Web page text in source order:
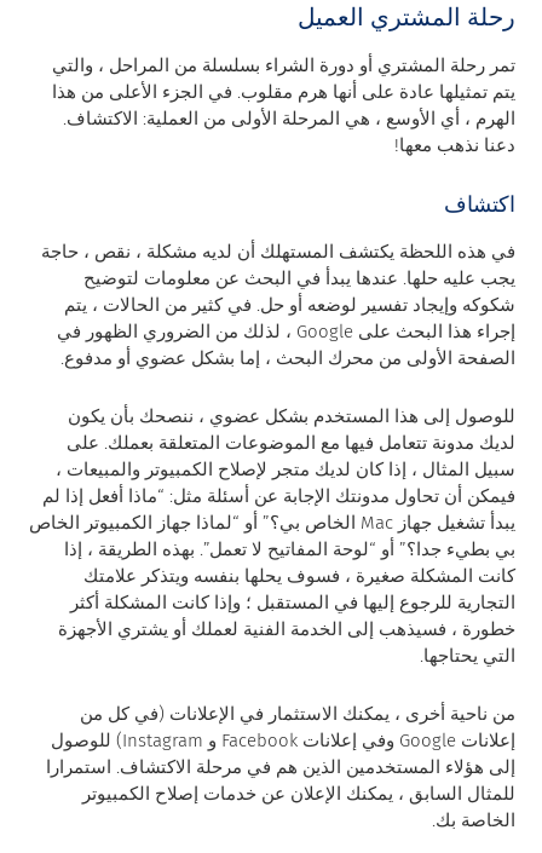
رحلة المشتري العميل
تمر رحلة المشتري أو دورة الشراء بسلسلة من المراحل ، والتي
يتم تمثيلها عادة على أنها هرم مقلوب. في الجزء الأعلى من هذا
الهرم ، أي الأوسع ، هي المرحلة الأولى من العملية: الاكتشاف.
دعنا نذهب معها!
اكتشاف
في هذه اللحظة يكتشف المستهلك أن لديه مشكلة ، نقص ، حاجة
يجب عليه حلها. عندها يبدأ في البحث عن معلومات لتوضيح
شكوكه وإيجاد تفسير لوضعه أو حل. في كثير من الحالات ، يتم
إجراء هذا البحث على Google ، لذلك من الضروري الظهور في
الصفحة الأولى من محرك البحث ، إما بشكل عضوي أو مدفوع.
للوصول إلى هذا المستخدم بشكل عضوي ، ننصحك بأن يكون
لديك مدونة تتعامل فيها مع الموضوعات المتعلقة بعملك. على
سبيل المثال ، إذا كان لديك متجر لإصلاح الكمبيوتر والمبيعات ،
فيمكن أن تحاول مدونتك الإجابة عن أسئلة مثل: “ماذا أفعل إذا لم
يبدأ تشغيل جهاز Mac الخاص بي؟” أو “لماذا جهاز الكمبيوتر الخاص
بي بطيء جدا؟” أو “لوحة المفاتيح لا تعمل”. بهذه الطريقة ، إذا
كانت المشكلة صغيرة ، فسوف يحلها بنفسه ويتذكر علامتك
التجارية للرجوع إليها في المستقبل ؛ وإذا كانت المشكلة أكثر
خطورة ، فسيذهب إلى الخدمة الفنية لعملك أو يشتري الأجهزة
التي يحتاجها.
من ناحية أخرى ، يمكنك الاستثمار في الإعلانات (في كل من
إعلانات Google وفي إعلانات Facebook و Instagram) للوصول
إلى هؤلاء المستخدمين الذين هم في مرحلة الاكتشاف. استمرارا
للمثال السابق ، يمكنك الإعلان عن خدمات إصلاح الكمبيوتر
الخاصة بك.